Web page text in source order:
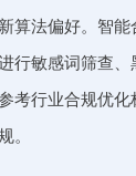
算法偏好。智
行敏感词筛查、
考行业合规优
。